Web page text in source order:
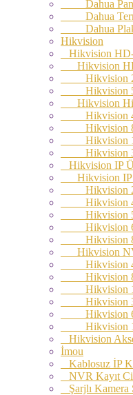
Dahua
Dahua
Dahua Plaka
Hikvision
Hikvision
Hikvision
Hikvision 2
Hikvision 5
Hikvision
Hikvision 4
Hikvision 8
Hikvision 16
Hikvision 32
Hikvision IP
Hikvision IP
Hikvision 2
Hikvision 4
Hikvision 5
Hikvision 6
Hikvision 8
Hikvision
Hikvision 4
Hikvision 8
Hikvision 16
Hikvision 32
Hikvision 64
Hikvision
Hikvision
İmou
Kablosuz İP
NVR Kayıt
Şarjlı Kamera